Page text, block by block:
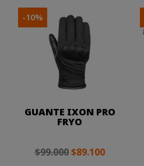
GUANTE IXON PRO
FRYO
$99.000 $89.100
-10%